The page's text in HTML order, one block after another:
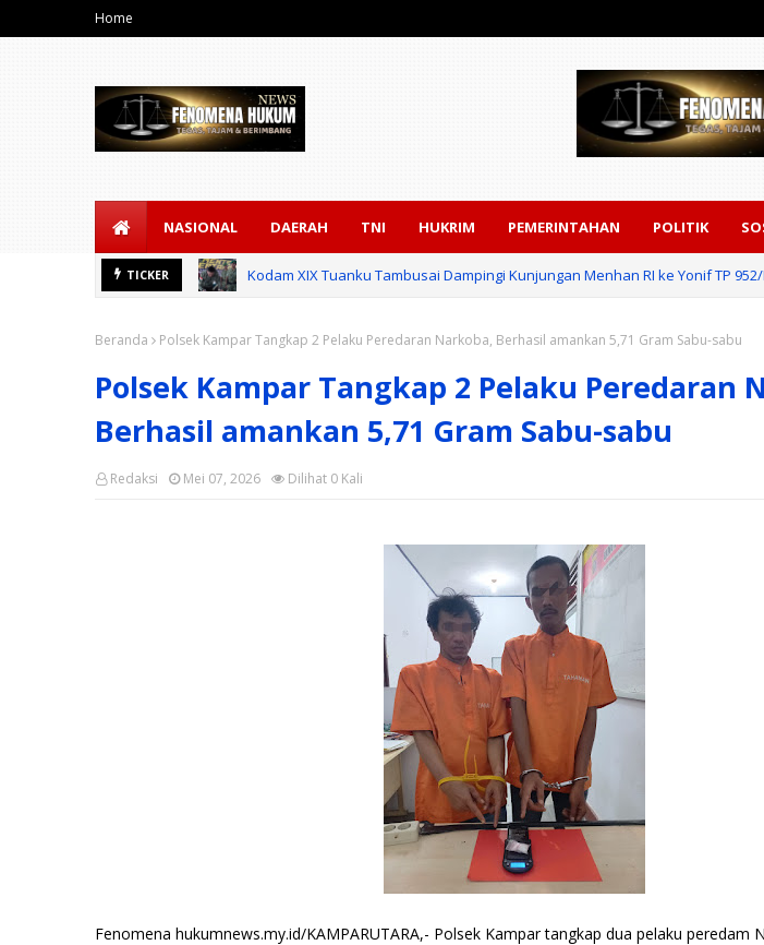
Home
NASIONAL DAERAH TNI HUKRIM PEMERINTAHAN POLITIK
TICKER Kodam XIX Tuanku Tambusai Dampingi Kunjungan Menhan RI ke Yonif TP
Beranda Polsek Kampar Tangkap 2 Pelaku Peredaran Narkoba, Berhasil amankan 5,71 Gram Sabu-sabu
Polsek Kampar Tangkap 2 Pelaku Peredaran
Berhasil amankan 5,71 Gram Sabu-sabu
Redaksi Dilihat 0 Kali
Mei 07, 2026
Fenomena hukumnews.my.id/KAMPARUTARA,- Polsek Kampar tangkap dua pelaku peredam